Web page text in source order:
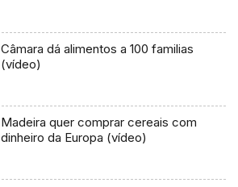
Câmara dá alimentos a 100 familias
(vídeo)
Madeira quer comprar cereais com
dinheiro da Europa (vídeo)